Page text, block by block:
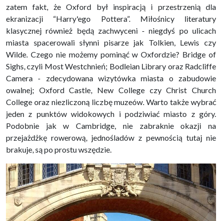
zatem fakt, że Oxford był inspiracją i przestrzenią dla
ekranizacji “Harry'ego Pottera”. Miłośnicy literatury
klasycznej również będą zachwyceni - niegdyś po ulicach
miasta spacerowali słynni pisarze jak Tolkien, Lewis czy
Wilde. Czego nie możemy pominąć w Oxfordzie? Bridge of
Sighs, czyli Most Westchnień; Bodleian Library oraz Radcliffe
Camera - zdecydowana wizytówka miasta o zabudowie
owalnej; Oxford Castle, New College czy Christ Church
College oraz niezliczoną liczbę muzeów. Warto także wybrać
jeden z punktów widokowych i podziwiać miasto z góry.
Podobnie jak w Cambridge, nie zabraknie okazji na
przejażdżkę rowerową, jednośladów z pewnością tutaj nie
brakuje, są po prostu wszędzie.